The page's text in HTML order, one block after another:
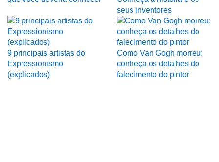
seus inventores
9 principais artistas do
Expressionismo
(explicados)
Como Van Gogh morreu:
conheça os detalhes do
falecimento do pintor